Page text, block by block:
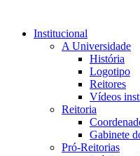
Institucional
A Universidade
História
Logotipo
Reitores
Vídeos
Reitoria
Gabinete
Pró-Reitorias